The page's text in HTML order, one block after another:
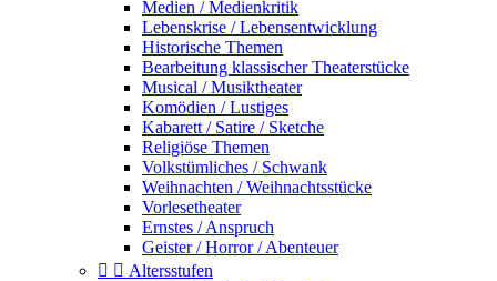
Medien / Medienkritik
Lebenskrise / Lebensentwicklung
Historische Themen
Bearbeitung klassischer Theaterstücke
Musical / Musiktheater
Komödien / Lustiges
Kabarett / Satire / Sketche
Religiöse Themen
Volkstümliches / Schwank
Weihnachten / Weihnachtsstücke
Vorlesetheater
Ernstes / Anspruch
Geister / Horror / Abenteuer
  Altersstufen